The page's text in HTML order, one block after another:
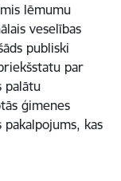
lēmumu
veselības
publiski
par
palātu
ģimenes
pakalpojums, kas